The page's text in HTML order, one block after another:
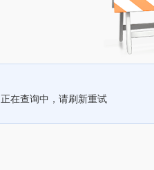
正在查询中，请刷新重试